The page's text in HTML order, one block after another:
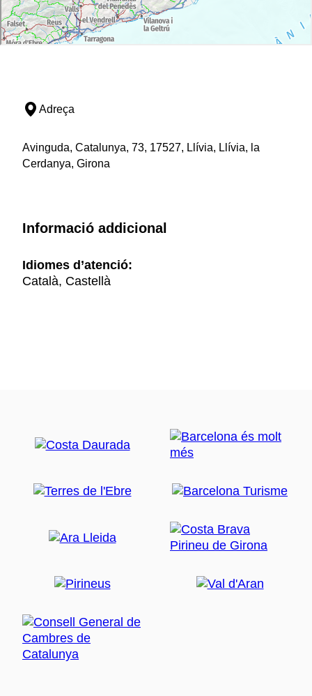
Adreça
Avinguda, Catalunya, 73, 17527, Llívia, Llívia, la
Cerdanya, Girona
Informació addicional
Idiomes d’atenció:
Català, Castellà